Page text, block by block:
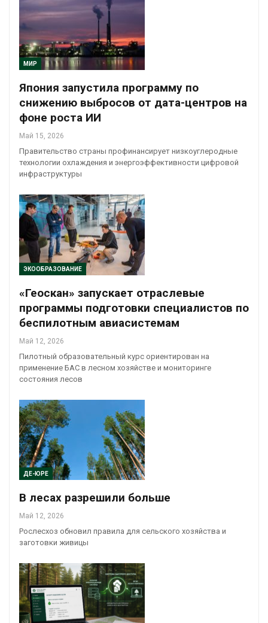
МИР
Япония запустила программу по
снижению выбросов от дата-центров на
фоне роста ИИ
Май 15, 2026
Правительство страны профинансирует низкоуглеродные
технологии охлаждения и энергоэффективности цифровой
инфраструктуры
ЭКООБРАЗОВАНИЕ
«Геоскан» запускает отраслевые
программы подготовки специалистов по
беспилотным авиасистемам
Май 12, 2026
Пилотный образовательный курс ориентирован на
применение БАС в лесном хозяйстве и мониторинге
состояния лесов
ДЕ-ЮРЕ
В лесах разрешили больше
Май 12, 2026
Рослесхоз обновил правила для сельского хозяйства и
заготовки живицы